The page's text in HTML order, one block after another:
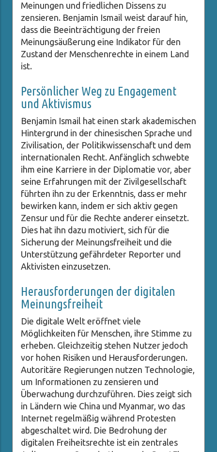
Meinungen und friedlichen Dissens zu
zensieren. Benjamin Ismail weist darauf hin,
dass die Beeinträchtigung der freien
Meinungsäußerung eine Indikator für den
Zustand der Menschenrechte in einem Land
ist.
Persönlicher Weg zu Engagement
und Aktivismus
Benjamin Ismail hat einen stark akademischen
Hintergrund in der chinesischen Sprache und
Zivilisation, der Politikwissenschaft und dem
internationalen Recht. Anfänglich schwebte
ihm eine Karriere in der Diplomatie vor, aber
seine Erfahrungen mit der Zivilgesellschaft
führten ihn zu der Erkenntnis, dass er mehr
bewirken kann, indem er sich aktiv gegen
Zensur und für die Rechte anderer einsetzt.
Dies hat ihn dazu motiviert, sich für die
Sicherung der Meinungsfreiheit und die
Unterstützung gefährdeter Reporter und
Aktivisten einzusetzen.
Herausforderungen der digitalen
Meinungsfreiheit
Die digitale Welt eröffnet viele
Möglichkeiten für Menschen, ihre Stimme zu
erheben. Gleichzeitig stehen Nutzer jedoch
vor hohen Risiken und Herausforderungen.
Autoritäre Regierungen nutzen Technologie,
um Informationen zu zensieren und
Überwachung durchzuführen. Dies zeigt sich
in Ländern wie China und Myanmar, wo das
Internet regelmäßig während Protesten
abgeschaltet wird. Die Bedrohung der
digitalen Freiheitsrechte ist ein zentrales